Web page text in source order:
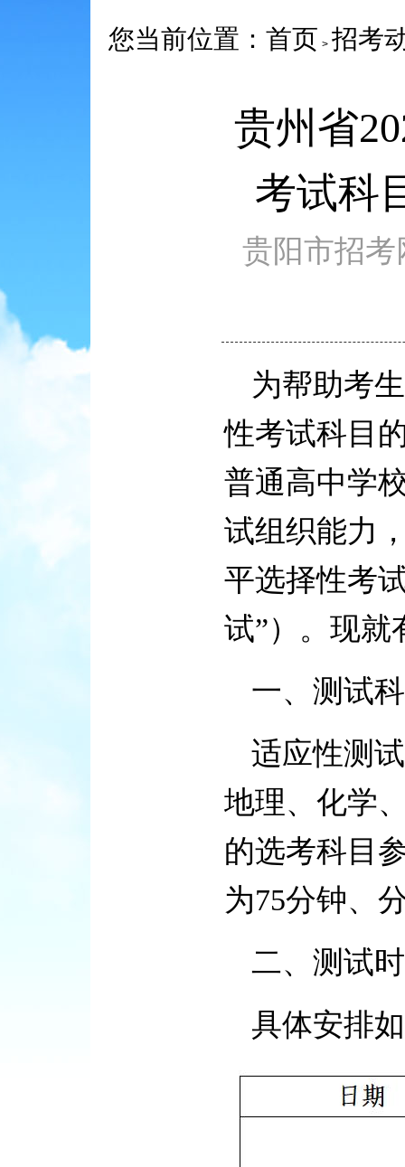
您当前位置： 首页 > 招考
贵州省
考试科
贵阳市招
为帮助考
性考试科目
普通高中学
试组织能力
平选择性考
试”）。现就
一、测试
适应性测
地理、化学
的选考科目
为75分钟、
二、测试
具体安排